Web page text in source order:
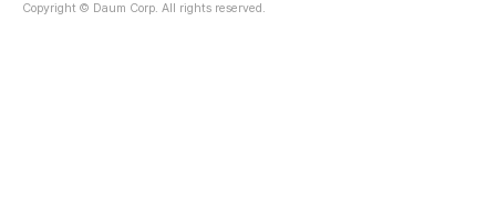
Copyright © Daum Corp. All rights reserved.